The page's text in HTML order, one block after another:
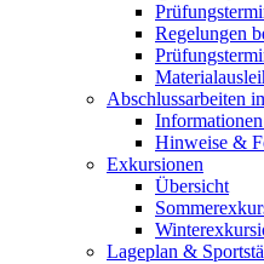
Regelungen
Abschlussarbeiten
Hinweise &
Exkursionen
Übersicht
Lageplan &